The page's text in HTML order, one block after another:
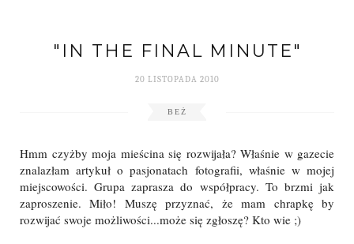
"IN THE FINAL MINUTE"
20 LISTOPADA 2010
BEŻ
Hmm czyżby moja mieścina się rozwijała? Właśnie w gazecie
znalazłam artykuł o pasjonatach fotografii, właśnie w mojej
miejscowości. Grupa zaprasza do współpracy. To brzmi jak
zaproszenie. Miło! Muszę przyznać, że mam chrapkę by
rozwijać swoje możliwości...może się zgłoszę? Kto wie ;)